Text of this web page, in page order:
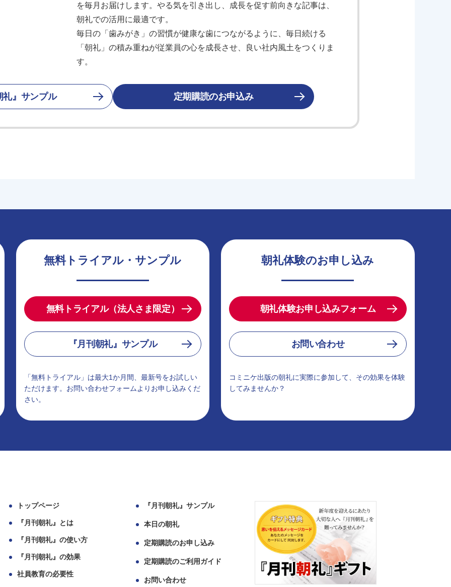
を毎月お届けします。やる気を引き出し、成長を促す前向きな記事は、
朝礼での活用に最適です。
毎日の「歯みがき」の習慣が健康な歯につながるように、毎日続ける
「朝礼」の積み重ねが従業員の心を成長させ、良い社内風土をつくりま
す。
礼』サンプル 定期購読のお申込み
無料トライアル・サンプル
無料トライアル（法人さま限定）
『月刊朝礼』サンプル
「無料トライアル」は最大1か月間、最新号をお試しい
ただけます。お問い合わせフォームよりお申し込みくだ
さい。
朝礼体験のお申し込み
朝礼体験お申し込みフォーム
お問い合わせ
コミニケ出版の朝礼に実際に参加して、その効果を体験
してみませんか？
トップページ
『月刊朝礼』とは
『月刊朝礼』の使い方
『月刊朝礼』の効果
社員教育の必要性
『月刊朝礼』サンプル
本日の朝礼
定期購読のお申し込み
定期購読のご利用ガイド
お問い合わせ